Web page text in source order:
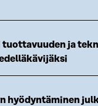
ja
hyödyntäminen